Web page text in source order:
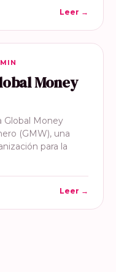
Leer →
Money
Global Money
(GMW), una
para la
Leer →